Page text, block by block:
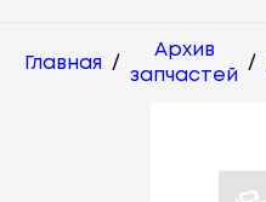
Главная /
Архив
запчастей
/